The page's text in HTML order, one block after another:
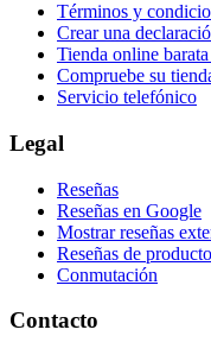
Términos y
Crear una
Tienda online
Compruebe su
Servicio telefónico
Legal
Reseñas
Reseñas en Google
Mostrar reseñas
Reseñas de
Conmutación
Contacto